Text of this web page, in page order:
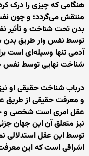
هنگامی که چیزی را درک
منتقش می‌گردد؛ و چون
بدن تحت شناخت و تأثیر
توسط نفس واز طریق بدن
آدمی تنها وسیله‌ای است
شناخت نهایی توسط نفس
درباب شناخت حقیقی او
و معرفت حقیقی از طریق
عقل امری است شخصی و
نیز متعلق آن این جهان
توسط این عقل استدلالی
اشراقی است که این